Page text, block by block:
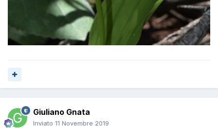
Giuliano Gnata
Inviato 11 Novembre 2019